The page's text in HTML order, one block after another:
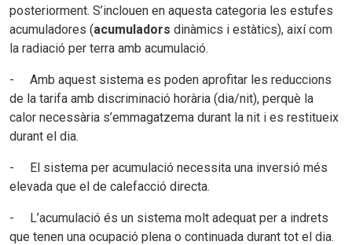
posteriorment. S’inclouen en aquesta categoria les estufes
acumuladores (acumuladors dinàmics i estàtics), així com
la radiació per terra amb acumulació.
- Amb aquest sistema es poden aprofitar les reduccions
de la tarifa amb discriminació horària (dia/nit), perquè la
calor necessària s’emmagatzema durant la nit i es restitueix
durant el dia.
- El sistema per acumulació necessita una inversió més
elevada que el de calefacció directa.
- L’acumulació és un sistema molt adequat per a indrets
que tenen una ocupació plena o continuada durant tot el dia.